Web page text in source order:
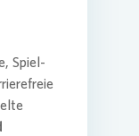
Spiel-